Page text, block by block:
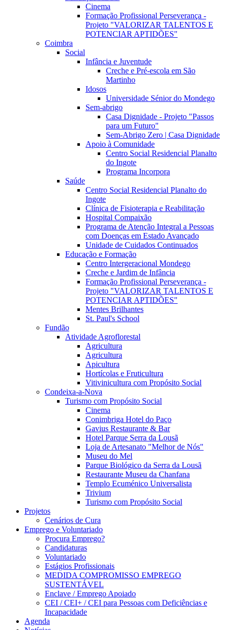
Cinema
Formação Profissional Perseverança -
Projeto "VALORIZAR TALENTOS E
POTENCIAR APTIDÕES"
Coimbra
Social
Infância e Juventude
Creche e Pré-escola em São
Martinho
Idosos
Universidade Sénior do Mondego
Sem-abrigo
Casa Dignidade - Projeto "Passos
para um Futuro"
Sem-Abrigo Zero | Casa Dignidade
Apoio à Comunidade
Centro Social Residencial Planalto
do Ingote
Programa Incorpora
Saúde
Centro Social Residencial Planalto do
Ingote
Clínica de Fisioterapia e Reabilitação
Hospital Compaixão
Programa de Atenção Integral a Pessoas
com Doenças em Estado Avançado
Unidade de Cuidados Continuados
Educação e Formação
Centro Intergeracional Mondego
Creche e Jardim de Infância
Formação Profissional Perseverança -
Projeto "VALORIZAR TALENTOS E
POTENCIAR APTIDÕES"
Mentes Brilhantes
St. Paul's School
Fundão
Atividade Agroflorestal
Agricultura
Agricultura
Apicultura
Hortícolas e Fruticultura
Vitivinicultura com Propósito Social
Condeixa-a-Nova
Turismo com Propósito Social
Cinema
Conimbriga Hotel do Paço
Gavius Restaurante & Bar
Hotel Parque Serra da Lousã
Loja de Artesanato "Melhor de Nós"
Museu do Mel
Parque Biológico da Serra da Lousã
Restaurante Museu da Chanfana
Templo Ecuménico Universalista
Trivium
Turismo com Propósito Social
Projetos
Cenários de Cura
Emprego e Voluntariado
Procura Emprego?
Candidaturas
Voluntariado
Estágios Profissionais
MEDIDA COMPROMISSO EMPREGO
SUSTENTÁVEL
Enclave / Emprego Apoiado
CEI / CEI+ / CEI para Pessoas com Deficiências e
Incapacidade
Agenda